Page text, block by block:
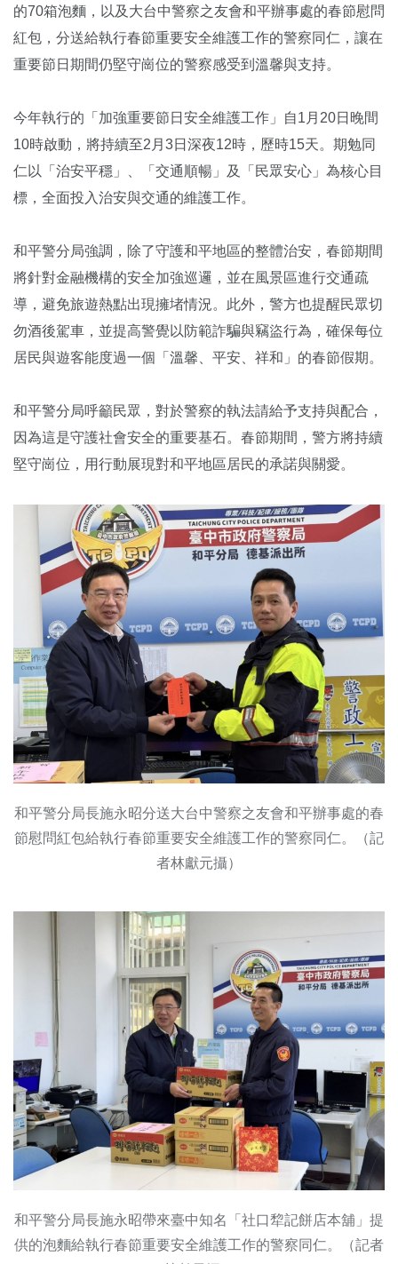
的70箱泡麵，以及大台中警察之友會和平辦事處的春節慰問
紅包，分送給執行春節重要安全維護工作的警察同仁，讓在
重要節日期間仍堅守崗位的警察感受到溫馨與支持。
今年執行的「加強重要節日安全維護工作」自1月20日晚間
10時啟動，將持續至2月3日深夜12時，歷時15天。期勉同
仁以「治安平穩」、「交通順暢」及「民眾安心」為核心目
標，全面投入治安與交通的維護工作。
和平警分局強調，除了守護和平地區的整體治安，春節期間
將針對金融機構的安全加強巡邏，並在風景區進行交通疏
導，避免旅遊熱點出現擁堵情況。此外，警方也提醒民眾切
勿酒後駕車，並提高警覺以防範詐騙與竊盜行為，確保每位
居民與遊客能度過一個「溫馨、平安、祥和」的春節假期。
和平警分局呼籲民眾，對於警察的執法請給予支持與配合，
因為這是守護社會安全的重要基石。春節期間，警方將持續
堅守崗位，用行動展現對和平地區居民的承諾與關愛。
和平警分局長施永昭分送大台中警察之友會和平辦事處的春
節慰問紅包給執行春節重要安全維護工作的警察同仁。（記
者林獻元攝）
和平警分局長施永昭帶來臺中知名「社口犂記餅店本舖」提
供的泡麵給執行春節重要安全維護工作的警察同仁。（記者